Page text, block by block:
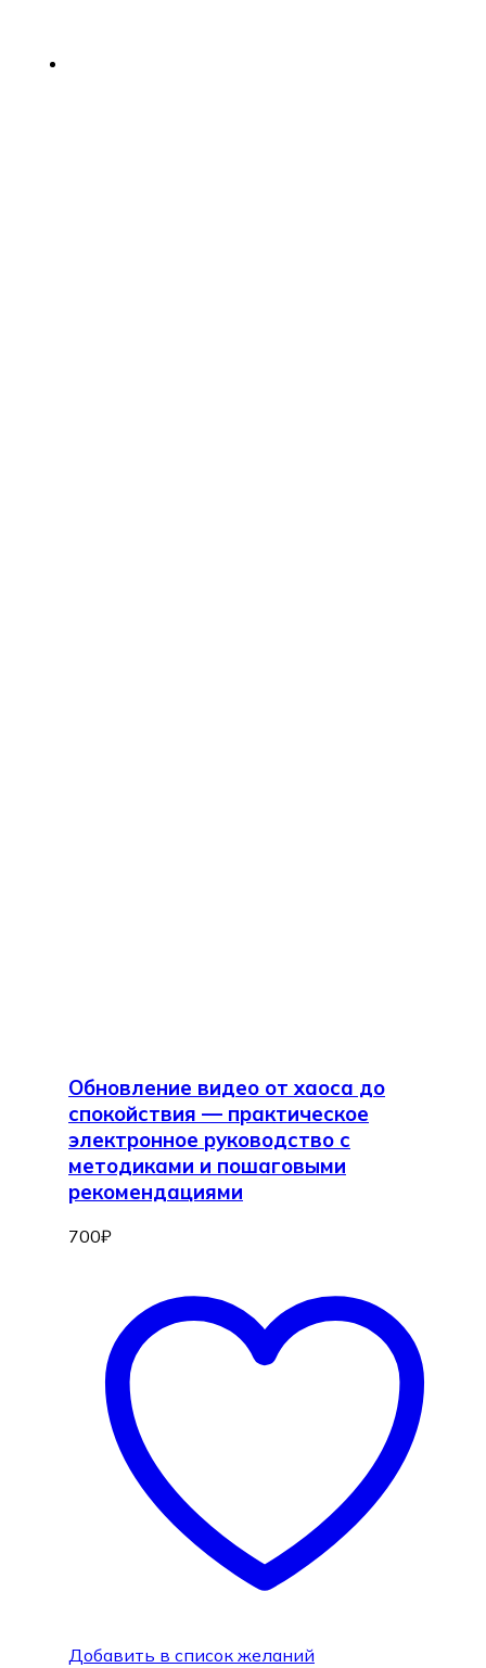
Обновление видео от хаоса до
спокойствия — практическое
электронное руководство с
методиками и пошаговыми
рекомендациями
700₽
Добавить в список желаний